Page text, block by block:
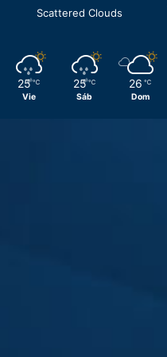
Scattered Clouds
25 ℃
Vie
25 ℃
Sáb
26 ℃
Dom